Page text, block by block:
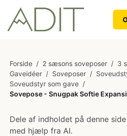
Forside / 2 sæsons soveposer / 3
Gaveidéer / Soveposer /
Soveudstyr som gave /
Sovepose - Snugpak Softie
Dele af indholdet på denne
med hjælp fra AI.